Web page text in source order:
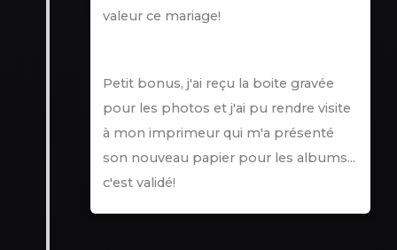
valeur ce mariage!
Petit bonus, j'ai reçu la boite gravée
pour les photos et j'ai pu rendre visite
à mon imprimeur qui m'a présenté
son nouveau papier pour les albums...
c'est validé!